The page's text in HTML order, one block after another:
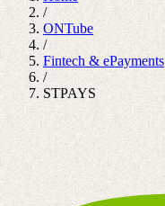
/
ONTube
/
Fintech & ePayments
/
STPAYS